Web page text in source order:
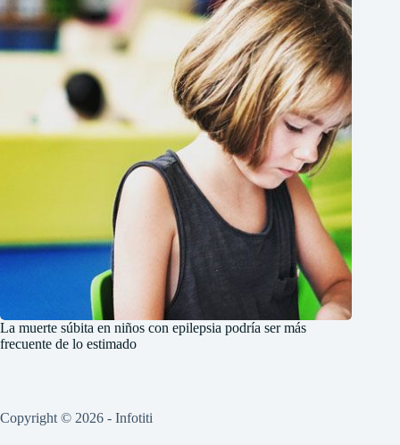
La muerte súbita en niños con epilepsia podría ser más
frecuente de lo estimado
Copyright © 2026 - Infotiti